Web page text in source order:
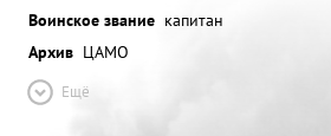
Воинское звание капитан
Архив ЦАМО
Ещё